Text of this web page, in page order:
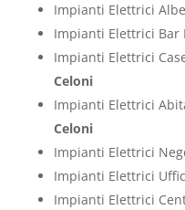
Impianti Elettrici
Impianti Elettrici Bar
Impianti Elettrici
Celoni
Impianti Elettrici
Celoni
Impianti Elettrici
Impianti Elettrici
Impianti Elettrici